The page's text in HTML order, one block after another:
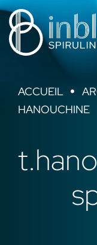
Passer
au
contenu
La
Pour qui ?
Éco-
ACCUEIL »
HANOUCHINE